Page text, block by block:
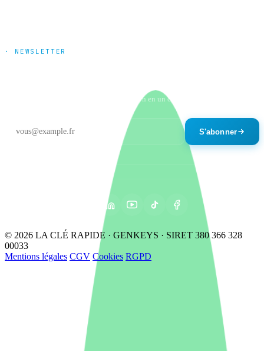
· NEWSLETTER
Un email par mois maximum. Désinscription en un clic.
S'abonner
© 2026 LA CLÉ RAPIDE · GENKEYS · SIRET 380 366 328
00033
Mentions légales CGV Cookies RGPD